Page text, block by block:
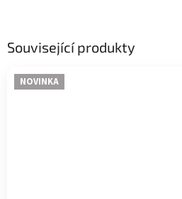
Související produkty
NOVINKA